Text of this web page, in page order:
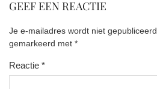
GEEF EEN REACTIE
Je e-mailadres wordt niet gepubliceerd.
gemarkeerd met *
Reactie *